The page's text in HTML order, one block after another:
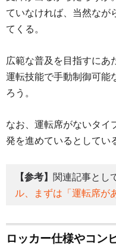
ていなければ、当然なが
てくる。
広範な普及を目指すにあ
運転技能で手動制御可
ろう。
なお、運転席がないタイ
発を進めているとしてい
【参考】 関連記事とし
ル、まずは「運転席が
ロッカー仕様やコン